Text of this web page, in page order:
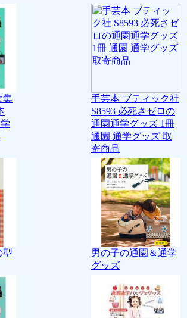
集
手芸本 ブティック社
S8593 必死さゼロの
通園通学グッズ 1冊
通園 通学グッズ 取
寄商品
型
男の子の通園＆通学
グッズ